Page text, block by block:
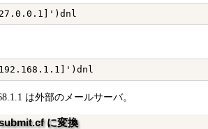
は外部のメールサーバ。
に変換